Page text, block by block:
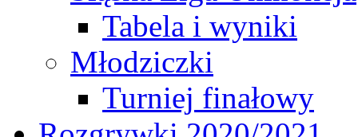
Tabela i wyniki
Młodziczki
Turniej finałowy